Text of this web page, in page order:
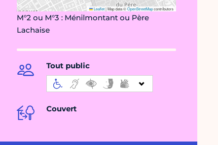
Leaflet|Map data ©OpenStreetMapcontributors
M°2 ou M°3 : Ménilmontant ou Père
Lachaise
Tout public
Couvert